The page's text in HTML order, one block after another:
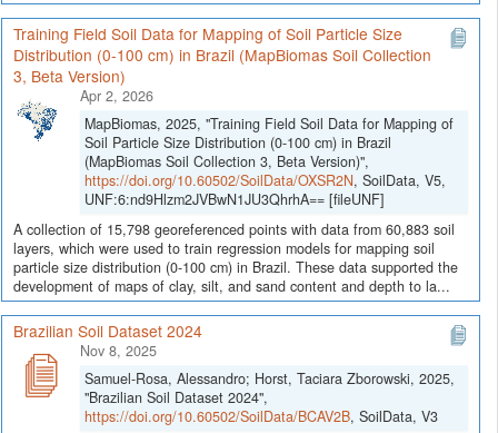
Training Field Soil Data for Mapping of Soil Particle Size
Distribution (0-100 cm) in Brazil (MapBiomas Soil Collection
3, Beta Version)
Apr 2, 2026
MapBiomas, 2025, "Training Field Soil Data for Mapping of
Soil Particle Size Distribution (0-100 cm) in Brazil
(MapBiomas Soil Collection 3, Beta Version)",
https://doi.org/10.60502/SoilData/OXSR2N, SoilData, V5,
UNF:6:nd9Hlzm2JVBwN1JU3QhrhA== [fileUNF]
A collection of 15,798 georeferenced points with data from 60,883 soil
layers, which were used to train regression models for mapping soil
particle size distribution (0-100 cm) in Brazil. These data supported the
development of maps of clay, silt, and sand content and depth to la...
Brazilian Soil Dataset 2024
Nov 8, 2025
Samuel-Rosa, Alessandro; Horst, Taciara Zborowski, 2025,
"Brazilian Soil Dataset 2024",
https://doi.org/10.60502/SoilData/BCAV2B, SoilData, V3